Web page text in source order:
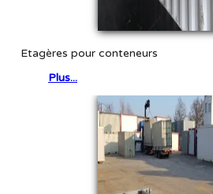
Etagères pour conteneurs
Plus...